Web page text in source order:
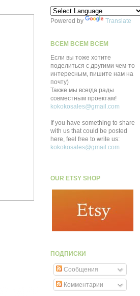
Powered by Translate
ВСЕМ ВСЕМ ВСЕМ
Если вы тоже хотите
поделиться с другими чем-то
интересным, пишите нам на
почту)
Также мы всегда рады
совместным проектам!
kokokosales@gmail.com
If you have something to share
with us that could be posted
here, feel free to write us:
kokokosales@gmail.com
OUR ETSY SHOP
ПОДПИСКИ
Сообщения
Комментарии